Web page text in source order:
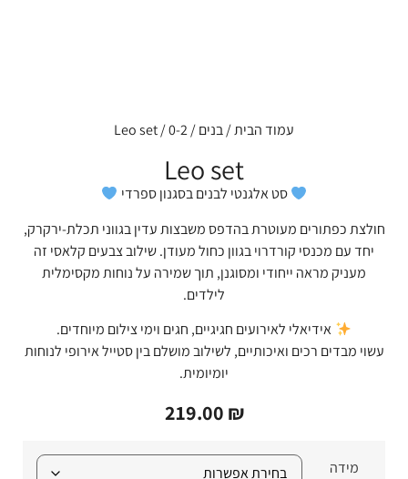
עמוד הבית/בנים/
0-2
/ Leo set
Leo set
סט אלגנטי לבנים בסגנון ספרדי
חולצת כפתורים מעוטרת בהדפס משבצות עדין בגווני תכלת-ירקרק,
יחד עם מכנסי קורדרוי בגוון כחול מעודן. שילוב צבעים קלאסי זה
מעניק מראה ייחודי ומסוגנן, תוך שמירה על נוחות מקסימלית
לילדים.
אידיאלי לאירועים חגיגיים, חגים וימי צילום מיוחדים.
עשוי מבדים רכים ואיכותיים, לשילוב מושלם בין סטייל אירופי לנוחות
יומיומית.
219.00₪
מידה